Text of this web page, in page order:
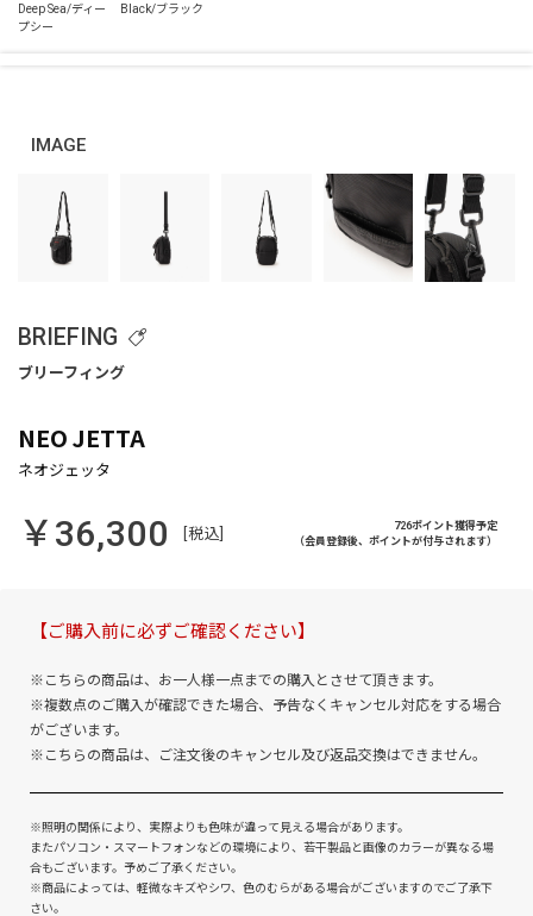
IMAGE
BRIEFING
NEO JETTA
￥36,300 [税込]
726ポイント獲得予定
（会員登録後、ポイントが付与されます）
【ご購入前に必ずご確認ください】
※こちらの商品は、お一人様一点までの購入とさせて頂きます。
※複数点のご購入が確認できた場合、予告なくキャンセル対応をする場合
がございます。
※こちらの商品は、ご注文後のキャンセル及び返品交換はできません。
※照明の関係により、実際よりも色味が違って見える場合があります。
またパソコン・スマートフォンなどの環境により、若干製品と画像のカラーが異なる場
合もございます。予めご了承ください。
※商品によっては、軽微なキズやシワ、色のむらがある場合がございますのでご了承下
さい。